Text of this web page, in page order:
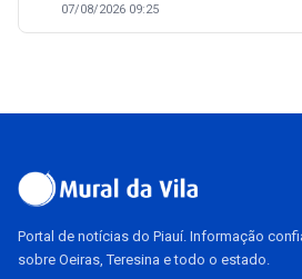
07/08/2026 09:25
Portal de notícias do Piauí. Informação
sobre Oeiras, Teresina e todo o estado.